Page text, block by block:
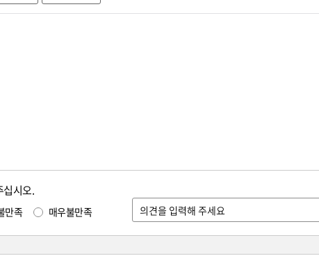
십시오.
만족 매우불만족